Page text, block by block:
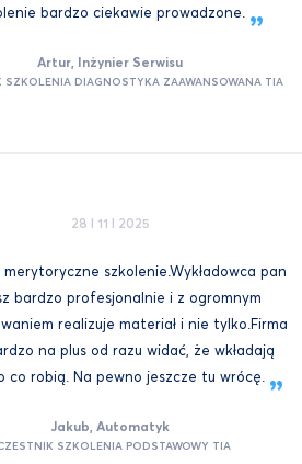
bardzo ciekawie prowadzone.
Artur, Inżynier Serwisu
SZKOLENIA DIAGNOSTYKA ZAAWANSOWANA TIA
28 I 11 I 2025
merytoryczne szkolenie.Wykładowca pan
bardzo profesjonalnie i z ogromnym
realizuje materiał i nie tylko.Firma
na plus od razu widać, że wkładają
co robią. Na pewno jeszcze tu wrócę.
Jakub, Automatyk
SZKOLENIA PODSTAWOWY TIA